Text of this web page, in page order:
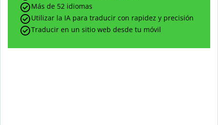
Más de 52 idiomas
Utilizar la IA para traducir con rapidez y precisión
Traducir en un sitio web desde tu móvil